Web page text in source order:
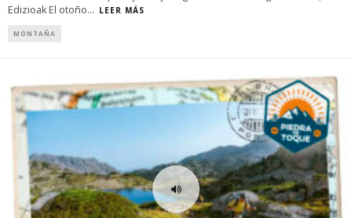
Edizioak El otoño... LEER MÁS
MONTAÑA